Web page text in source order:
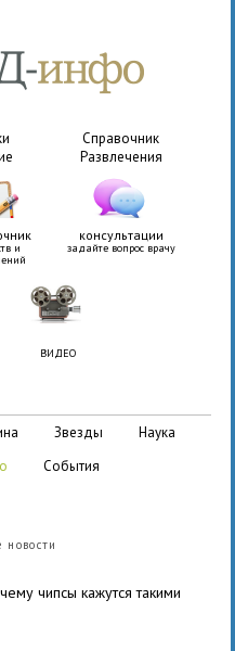
Справочник
Развлечения
и
консультации
задайте вопрос врачу
ВИДЕО
звезды
наука
события
новости
чипсы кажутся такими